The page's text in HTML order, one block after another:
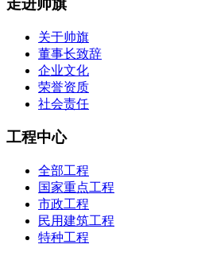
走进帅旗
关于帅旗
董事长致辞
企业文化
荣誉资质
社会责任
工程中心
全部工程
国家重点工程
市政工程
民用建筑工程
特种工程